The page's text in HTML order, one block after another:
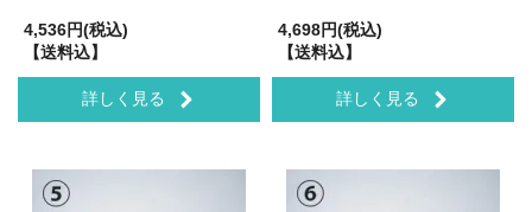
4,536円(税込)
【送料込】
詳しく見る
4,698円(税込)
【送料込】
詳しく見る